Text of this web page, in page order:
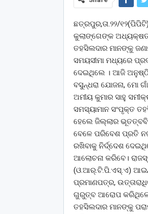
ଛତ୍ରପୁର,ତା.୨୨/
କୁଲାଙ୍ଗେଙ୍କ
ତହସିଲଦାର ମାନଙ୍କୁ
ସମୟସୀମା ମଧ୍ୟରେ
ଦେଇଥିଲେ । ଆଜି
ବସୁନ୍ଧରା ଯୋଜନା, ମୋ
ଅମୀୟ କୁମାର ସାହୁ
ସମସ୍ୟାମାନ ସଂପୃକ୍ତ
ହେଲେ ଜିଲ୍ଲାର
ବେଳେ ପରିବେଶ ପ୍ରତି
ରଖିବାକୁ ନିର୍ଦ୍ଦେଶ
ଆଲୋଚନା କରିବେ।
(ଓ.ଆର୍.ଟି.ପି.ଏସ୍.ଏ)
ପ୍ରମାଣପତ୍ର,
ଗୁରୁତ୍ବ ଆରୋପ କରିଥିଲେ
ତହସିଲଦାର ମାନଙ୍କୁ